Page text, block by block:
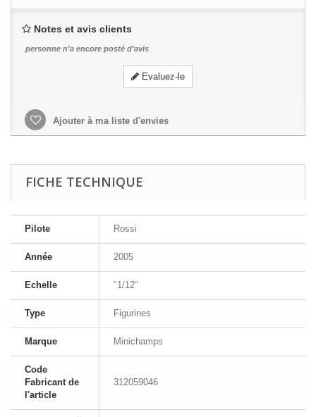
Notes et avis clients
personne n'a encore posté d'avis
Evaluez-le
Ajouter à ma liste d'envies
FICHE TECHNIQUE
Pilote Rossi
Année 2005
Echelle "1/12"
Type Figurines
Marque Minichamps
Code
Fabricant de
l'article
312059046